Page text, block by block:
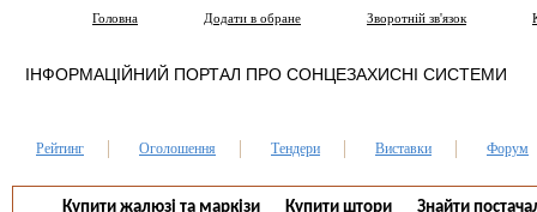
Головна Додати в обране Зворотній зв'язок
ІНФОРМАЦІЙНИЙ ПОРТАЛ ПРО СОНЦЕЗАХИСНІ СИСТЕМИ
Рейтинг Оголошення Тендери Виставки Форум
Купити жалюзі та маркізи Купити штори Знайти